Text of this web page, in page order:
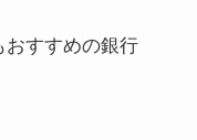
おすすめの銀行